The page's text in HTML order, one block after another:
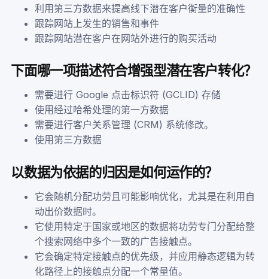
利用第三方数据来提高线下潜在客户衡量的准确性
跟踪网站上发生的销售和事件
跟踪网站潜在客户在网站外进行的购买活动
下面哪一项描述符合增强型潜在客户转化？
需要进行 Google 点击标识符 (GCLID) 存储
使用经过哈希处理的第一方数据
需要进行客户关系管理 (CRM) 系统修改。
使用第三方数据
以数据为依据的归因是如何运作的？
它会随机分配功劳且可能影响优化，尤其是在利用自
动出价数据时。
它使用特定于国家或地区的数据将功劳专门分配给整
个搜索网络中多个一致的广告接触点。
它会确定特定接触点的优先级，并应用静态逻辑为转
化路径上的接触点分配一个常量值。